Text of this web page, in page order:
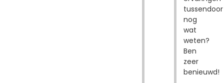
tussendoor
nog
wat
weten?
Ben
zeer
benieuwd!